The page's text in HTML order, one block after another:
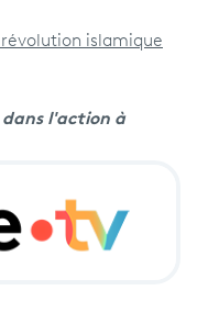
islamique
dans l'action à